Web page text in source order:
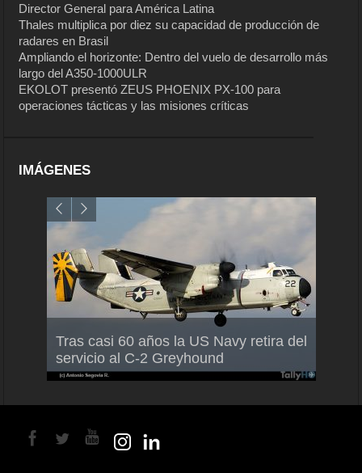
Director General para América Latina
Thales multiplica por diez su capacidad de producción de
radares en Brasil
Ampliando el horizonte: Dentro del vuelo de desarrollo más
largo del A350-1000ULR
EKOLOT presentó ZEUS PHOENIX PX-100 para
operaciones tácticas y las misiones críticas
IMÁGENES
Tras casi 60 años la US Navy retira del
servicio al C-2 Greyhound
Air France-KLM anuncia a Guilhem
Mallet como nuevo Director General
para América Latina